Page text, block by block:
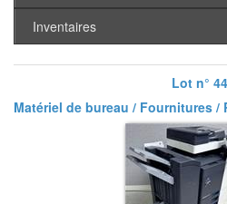
Inventaires
Lot n°
Matériel de bureau / Fournitures /